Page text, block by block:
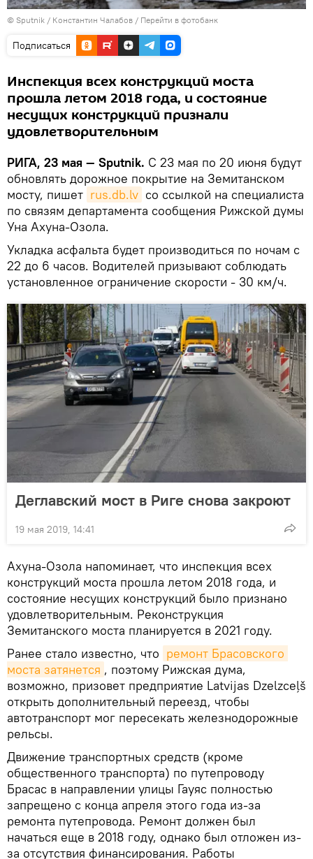
© Sputnik / Константин Чалабов / Перейти в фотобанк
Подписаться
Инспекция всех конструкций моста
прошла летом 2018 года, и состояние
несущих конструкций признали
удовлетворительным
РИГА, 23 мая — Sputnik. С 23 мая по 20 июня будут
обновлять дорожное покрытие на Земитанском
мосту, пишет rus.db.lv со ссылкой на специалиста
по связям департамента сообщения Рижской думы
Уна Ахуна-Озола.
Укладка асфальта будет производиться по ночам с
22 до 6 часов. Водителей призывают соблюдать
установленное ограничение скорости - 30 км/ч.
Деглавский мост в Риге снова закроют
19 мая 2019, 14:41
Ахуна-Озола напоминает, что инспекция всех
конструкций моста прошла летом 2018 года, и
состояние несущих конструкций было признано
удовлетворительным. Реконструкция
Земитанского моста планируется в 2021 году.
Ранее стало известно, что ремонт Брасовского
моста затянется , поэтому Рижская дума,
возможно, призовет предприятие Latvijas Dzelzceļš
открыть дополнительный переезд, чтобы
автотранспорт мог пересекать железнодорожные
рельсы.
Движение транспортных средств (кроме
общественного транспорта) по путепроводу
Брасас в направлении улицы Гауяс полностью
запрещено с конца апреля этого года из-за
ремонта путепровода. Ремонт должен был
начаться еще в 2018 году, однако был отложен из-
за отсутствия финансирования. Работы